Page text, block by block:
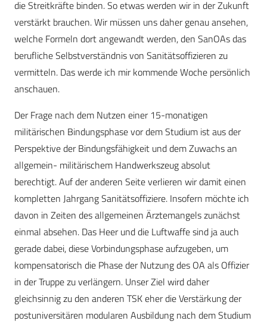
die Streitkräfte binden. So etwas werden wir in der Zukunft
verstärkt brauchen. Wir müssen uns daher genau ansehen,
welche Formeln dort angewandt werden, den SanOAs das
berufliche Selbstverständnis von Sanitätsoffizieren zu
vermitteln. Das werde ich mir kommende Woche persönlich
anschauen.
Der Frage nach dem Nutzen einer 15-monatigen
militärischen Bindungsphase vor dem Studium ist aus der
Perspektive der Bindungsfähigkeit und dem Zuwachs an
allgemein- militärischem Handwerkszeug absolut
berechtigt. Auf der anderen Seite verlieren wir damit einen
kompletten Jahrgang Sanitätsoffiziere. Insofern möchte ich
davon in Zeiten des allgemeinen Ärztemangels zunächst
einmal absehen. Das Heer und die Luftwaffe sind ja auch
gerade dabei, diese Vorbindungsphase aufzugeben, um
kompensatorisch die Phase der Nutzung des OA als Offizier
in der Truppe zu verlängern. Unser Ziel wird daher
gleichsinnig zu den anderen TSK eher die Verstärkung der
postuniversitären modularen Ausbildung nach dem Studium